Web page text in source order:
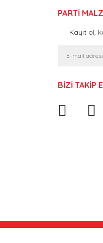
PARTİ
Kayıt ol,
BİZİ TAKİP